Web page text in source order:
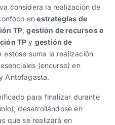
considera la realización de
enestrategias de
TP,gestión de recursos e
TP y gestión de
estose suma la realización
(encurso) en
Antofagasta.
para finalizar durante
desarrollándose en
que se realizará en